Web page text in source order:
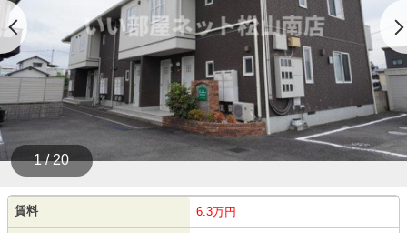
1 / 20
賃料 6.3万円